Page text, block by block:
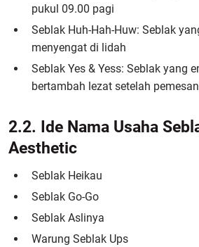
pukul 09.00 pagi
Seblak Huh-Hah-Huw: Seblak
menyengat di lidah
Seblak Yes & Yess: Seblak yang
bertambah lezat setelah
2.2. Ide Nama Usaha
Aesthetic
Seblak Heikau
Seblak Go-Go
Seblak Aslinya
Warung Seblak Ups